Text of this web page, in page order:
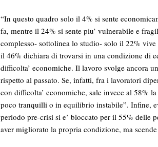
“In questo quadro solo il 4% si sente
fa, mentre il 24% si sente piu’ vulnerabile e
complesso- sottolinea lo studio- solo il 22%
il 46% dichiara di trovarsi in una condizione di
difficolta’ economiche. Il lavoro svolge ancora
rispetto al passato. Se, infatti, fra i lavoratori
con difficolta’ economiche, sale invece al 58%
poco tranquilli o in equilibrio instabile”. Infine,
periodo pre-crisi si e’ bloccato per il 55% delle
aver migliorato la propria condizione, ma